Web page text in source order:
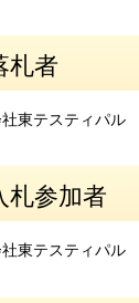
札者
東テスティパル
札参加者
東テスティパル